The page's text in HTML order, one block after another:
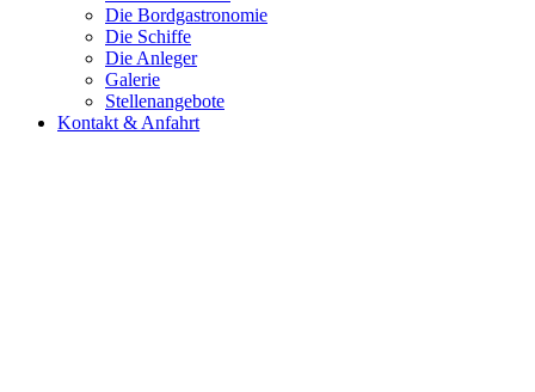
Die Bordgastronomie
Die Schiffe
Die Anleger
Galerie
Stellenangebote
Kontakt & Anfahrt